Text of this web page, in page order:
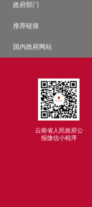
政府部门
推荐链接
国内政府网站
云南省人民政府公
报微信小程序